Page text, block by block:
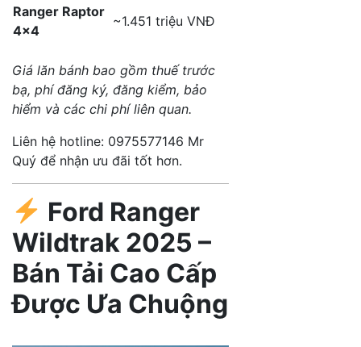
Ranger Raptor
4×4
~1.451 triệu VNĐ
Giá lăn bánh bao gồm thuế trước
bạ, phí đăng ký, đăng kiểm, bảo
hiểm và các chi phí liên quan.
Liên hệ hotline: 0975577146 Mr
Quý để nhận ưu đãi tốt hơn.​
Ford Ranger
Wildtrak 2025 –
Bán Tải Cao Cấp
Được Ưa Chuộng